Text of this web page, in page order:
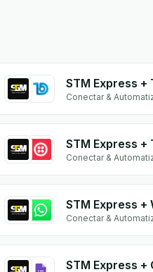
STM Express +
Conectar &
STM Express +
Conectar &
STM Express +
Conectar &